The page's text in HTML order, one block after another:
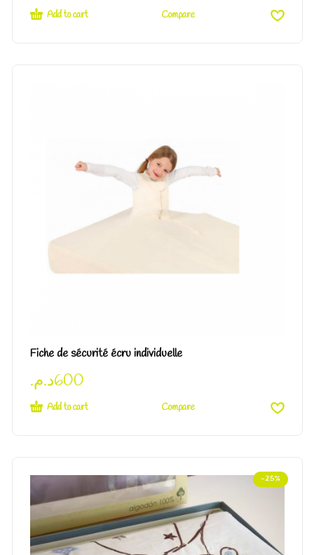
Add to cart Compare
Fiche de sécurité écru individuelle
600د.م.
Add to cart Compare
-25%